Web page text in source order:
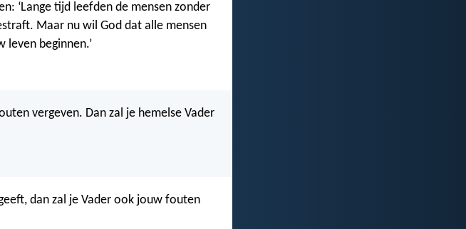
‘Lange tijd leefden de mensen zonder
Maar nu wil God dat alle mensen
beginnen.’
vergeven. Dan zal je hemelse Vader
dan zal je Vader ook jouw fouten